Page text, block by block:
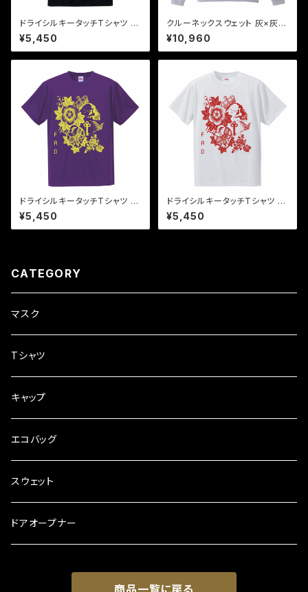
ドライシルキータッチTシャツ オ
レンジ×黒 "the key"
¥5,450
クルーネックスウェット 灰×灰1
"time to peace"
¥10,960
ドライシルキータッチTシャツ 黄
×紫 "the key"
¥5,450
ドライシルキータッチTシャツ 赤
×白 "the key"
¥5,450
CATEGORY
マスク
Tシャツ
キャップ
エコバッグ
スウェット
ドアオープナー
商品一覧に戻る